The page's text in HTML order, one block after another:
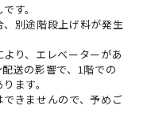
す。
別途階段上げ料が発生
り、エレベーターがあ
送の影響で、1階での
ます。
きませんので、予めご